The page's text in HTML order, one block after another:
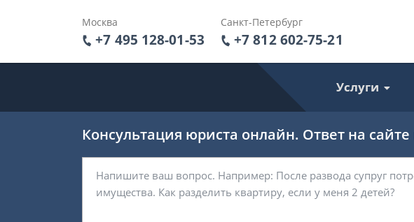
Москва
+7 495 128-01-53
Санкт-Петербург
+7 812 602-75-21
Услуги
Консультация юриста онлайн. Ответ на